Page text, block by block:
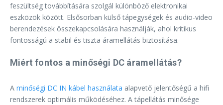
feszültség továbbítására szolgál különböző elektronikai
eszközök között. Elsősorban külső tápegységek és audio-video
berendezések összekapcsolására használják, ahol kritikus
fontosságú a stabil és tiszta áramellátás biztosítása.
Miért fontos a minőségi DC áramellátás?
A minőségi DC IN kábel használata alapvető jelentőségű a hifi
rendszerek optimális működéséhez. A tápellátás minősége